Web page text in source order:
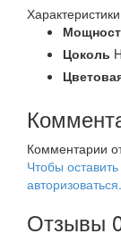
Цоколь
Комментарии
Чтобы
авторизоваться.
Отзывы